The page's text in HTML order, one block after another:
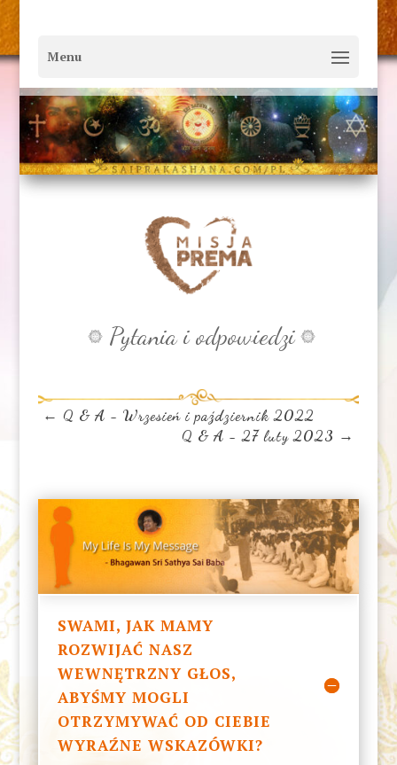
Pytania i odpowiedzi
← Q & A - Wrzesień i październik 2022
Q & A - 27 luty 2023 →
SWAMI, JAK MAMY
ROZWIJAĆ NASZ
WEWNĘTRZNY GŁOS,
ABYŚMY MOGLI
OTRZYMYWAĆ OD CIEBIE
WYRAŹNE WSKAZÓWKI?